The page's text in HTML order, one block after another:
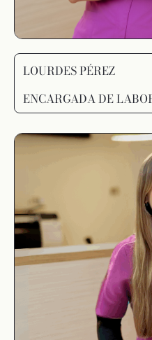
LOURDES PÉREZ
ENCARGADA DE